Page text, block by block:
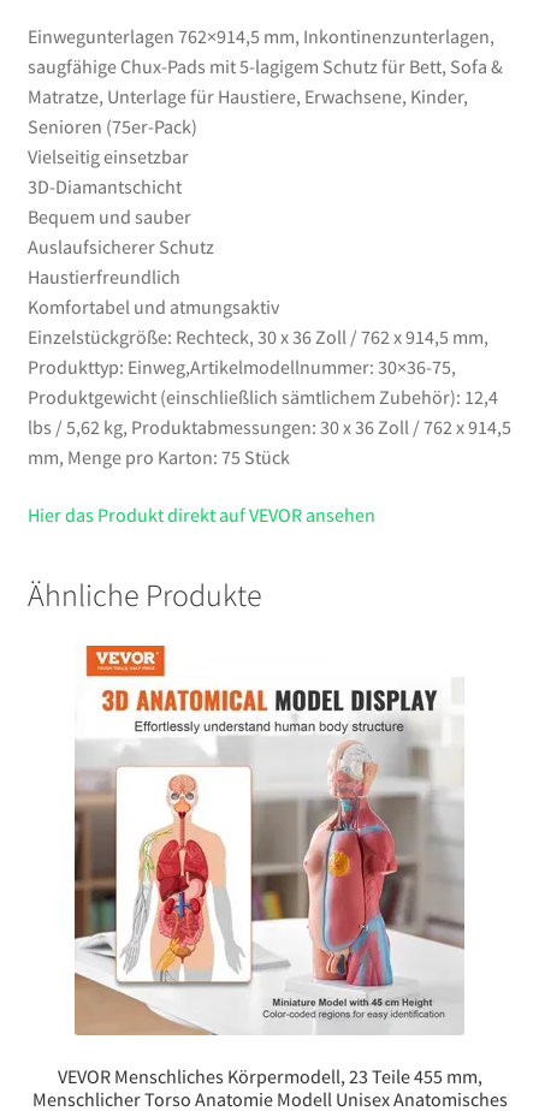
Erwachsene,
Kinder,
Senioren
(75er-
Pack)
Menge
Einwegunterlagen 762×914,5 mm, Inkontinenzunterlagen,
saugfähige Chux-Pads mit 5-lagigem Schutz für Bett, Sofa &
Matratze, Unterlage für Haustiere, Erwachsene, Kinder,
Senioren (75er-Pack)
Vielseitig einsetzbar
3D-Diamantschicht
Bequem und sauber
Auslaufsicherer Schutz
Haustierfreundlich
Komfortabel und atmungsaktiv
Einzelstückgröße: Rechteck, 30 x 36 Zoll / 762 x 914,5 mm,
Produkttyp: Einweg,Artikelmodellnummer: 30×36-75,
Produktgewicht (einschließlich sämtlichem Zubehör): 12,4
lbs / 5,62 kg, Produktabmessungen: 30 x 36 Zoll / 762 x 914,5
mm, Menge pro Karton: 75 Stück
Hier das Produkt direkt auf VEVOR ansehen
Ähnliche Produkte
VEVOR Menschliches Körpermodell, 23 Teile 455 mm,
Menschlicher Torso Anatomie Modell Unisex Anatomisches